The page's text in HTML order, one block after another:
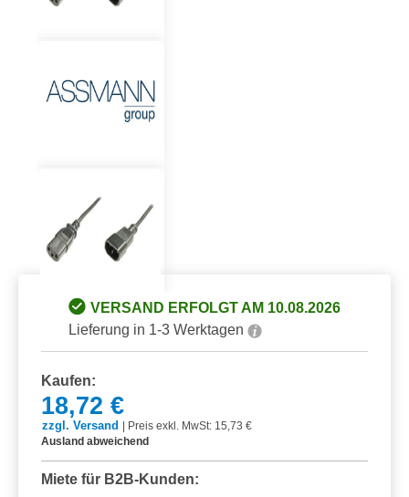
VERSAND ERFOLGT AM 10.08.2026
Lieferung in 1-3 Werktagen
Kaufen:
18,72 €
zzgl. Versand
Preis exkl. MwSt: 15,73 €
Ausland abweichend
Miete für B2B-Kunden: